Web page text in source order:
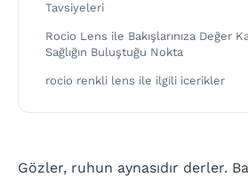
Tavsiyeleri
Rocio Lens ile Bakışlarınıza Değer
Sağlığın Buluştuğu Nokta
rocio renkli lens ile ilgili icerikler
Gözler, ruhun aynasıdır derler.